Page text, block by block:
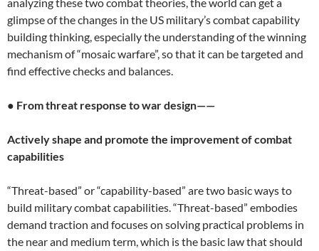
glimpse of the changes in the US military’s combat capability
building thinking, especially the understanding of the winning
mechanism of “mosaic warfare”, so that it can be targeted and
find effective checks and balances.
● From threat response to war design——
Actively shape and promote the improvement of combat
capabilities
“Threat-based” or “capability-based” are two basic ways to
build military combat capabilities. “Threat-based” embodies
demand traction and focuses on solving practical problems in
the near and medium term, which is the basic law that should